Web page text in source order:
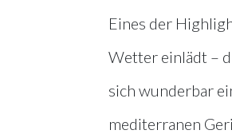
Eines der
Wetter einlädt –
sich wunderbar
mediterranen